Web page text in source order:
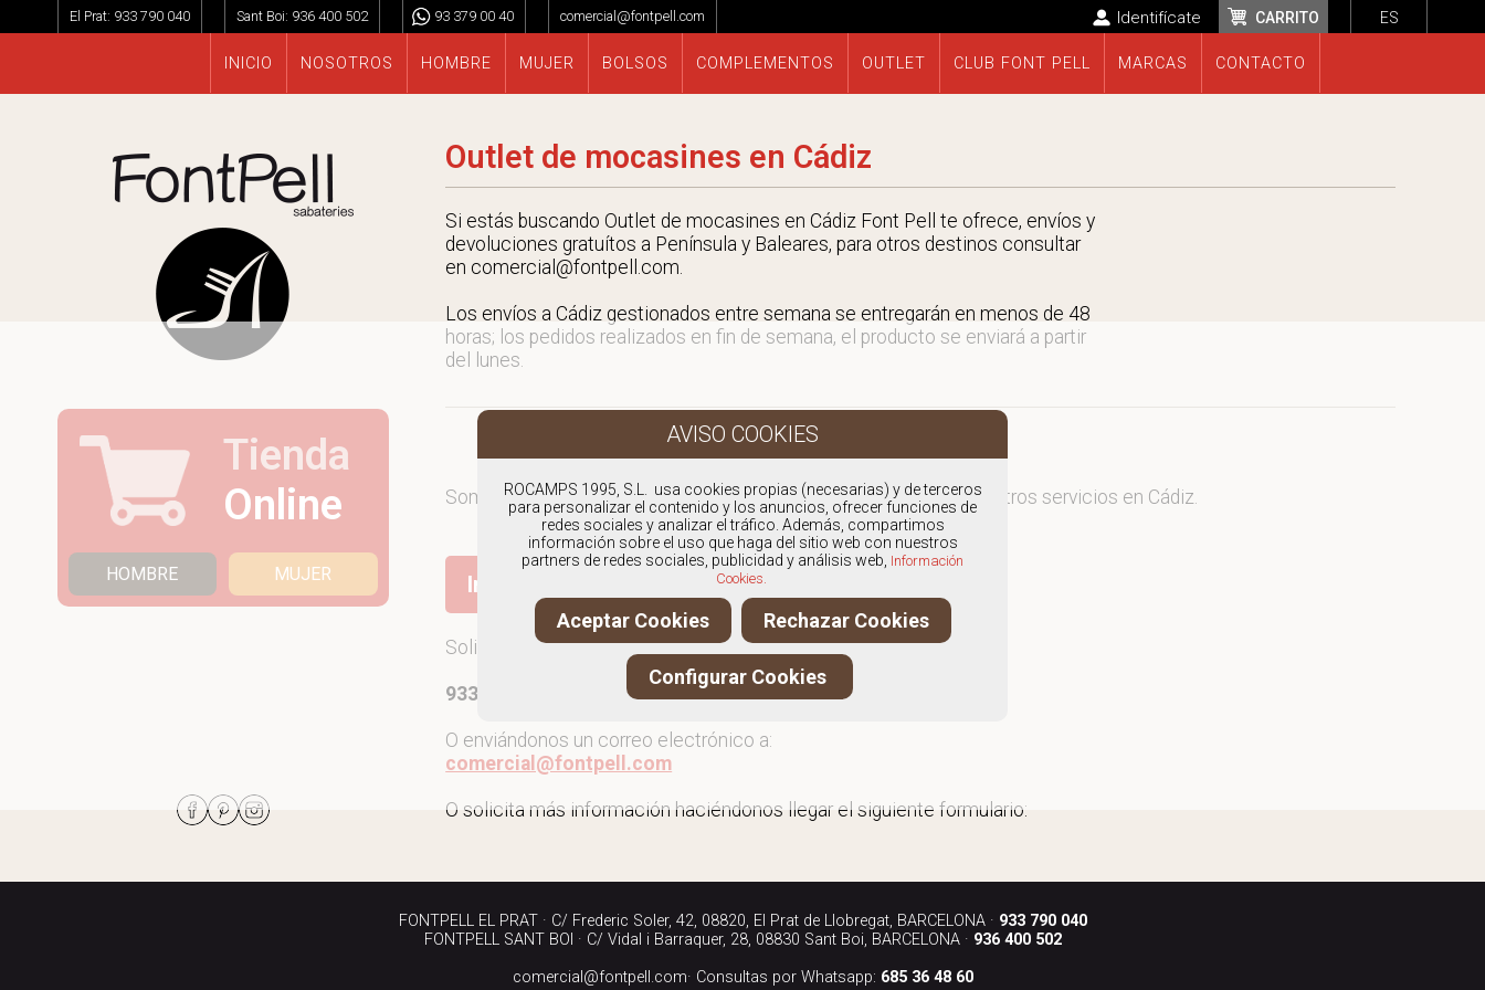
ES
El Prat: 933 790 040 Sant Boi: 936 400 502 93 379 00 40 comercial@fontpell.com CARRITO
Identifícate
INICIO NOSOTROS HOMBRE MUJER BOLSOS COMPLEMENTOS OUTLET CLUB FONT PELL MARCAS CONTACTO
Tienda
Online
HOMBRE MUJER
Outlet de mocasines en Cádiz
Si estás buscando Outlet de mocasines en Cádiz Font Pell te ofrece, envíos y
devoluciones gratuítos a Península y Baleares, para otros destinos consultar
en comercial@fontpell.com.
Los envíos a Cádiz gestionados entre semana se entregarán en menos de 48
horas; los pedidos realizados en fin de semana, el producto se enviará a partir
del lunes.
Somosespecialistas en Outlet de mocasines, y ofrecemos nuestros servicios en Cádiz.
Ir al outlet de mocasines
Solicita más información llamándonos a los teléfonos:
933 790 040
O enviándonos un correo electrónico a:
comercial@fontpell.com
O solicita más información haciéndonos llegar el siguiente formulario:
FONTPELL EL PRAT · C/ Frederic Soler, 42, 08820, El Prat de Llobregat, BARCELONA · 933 790 040
FONTPELL SANT BOI · C/ Vidal i Barraquer, 28, 08830 Sant Boi, BARCELONA · 936 400 502
comercial@fontpell.com· Consultas por Whatsapp: 685 36 48 60
ROCAMPS 1995, S.L. usa cookies propias (necesarias) y de terceros
para personalizar el contenido y los anuncios, ofrecer funciones de
redes sociales y analizar el tráfico. Además, compartimos
información sobre el uso que haga del sitio web con nuestros
partners de redes sociales, publicidad y análisis web, Información
Cookies.
Aceptar Cookies Rechazar Cookies
Configurar Cookies